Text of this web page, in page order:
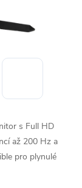
s Full HD
až 200 Hz a
pro plynulé